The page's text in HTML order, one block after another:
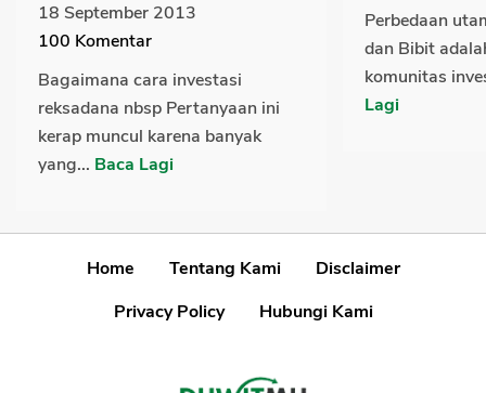
18 September 2013
100 Komentar
Bagaimana cara investasi
reksadana nbsp Pertanyaan ini
kerap muncul karena banyak
yang... Baca Lagi
Perbedaan
dan Bibit
komunitas
Lagi
Home Tentang Kami
Disclaimer
Privacy Policy
Hubungi Kami